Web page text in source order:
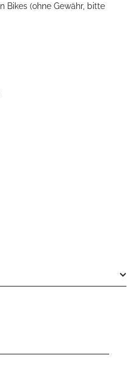
Bikes (ohne Gewähr, bitte